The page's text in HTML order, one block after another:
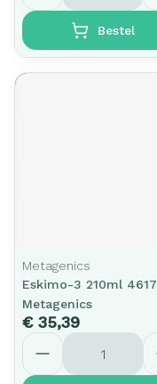
Bestel
Metagenics
Eskimo-3 210ml 4617
Metagenics
€ 35,39
Aantal